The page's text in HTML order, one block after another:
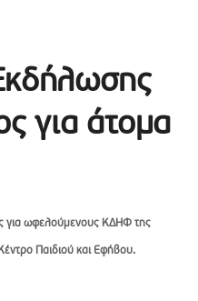
για άτομα
για ωφελούμενους ΚΔΗΦ της
Παιδιού και Εφήβου.